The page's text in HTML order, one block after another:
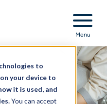
to
your device to
it is used, and
You can accept
Menu